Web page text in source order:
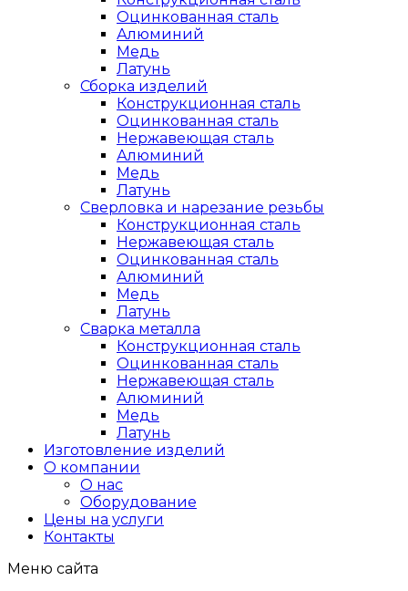
Оцинкованная сталь
Алюминий
Медь
Латунь
Сборка изделий
Конструкционная сталь
Оцинкованная сталь
Нержавеющая сталь
Алюминий
Медь
Латунь
Сверловка и нарезание резьбы
Конструкционная сталь
Нержавеющая сталь
Оцинкованная сталь
Алюминий
Медь
Латунь
Сварка металла
Конструкционная сталь
Оцинкованная сталь
Нержавеющая сталь
Алюминий
Медь
Латунь
Изготовление изделий
О компании
О нас
Оборудование
Цены на услуги
Контакты
Меню сайта